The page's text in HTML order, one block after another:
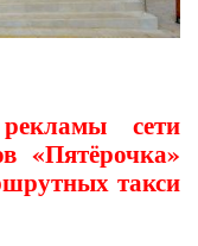
сети
«Пятёрочка»
такси